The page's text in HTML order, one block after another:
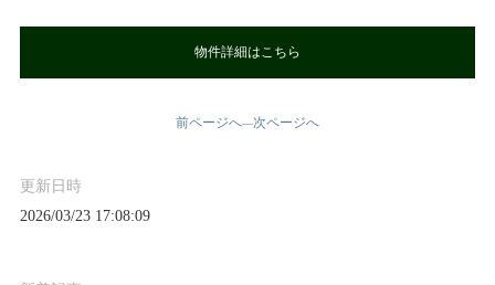
更新日時
2026/03/23 17:08:09
物件詳細はこちら
前ページへ—次ページへ